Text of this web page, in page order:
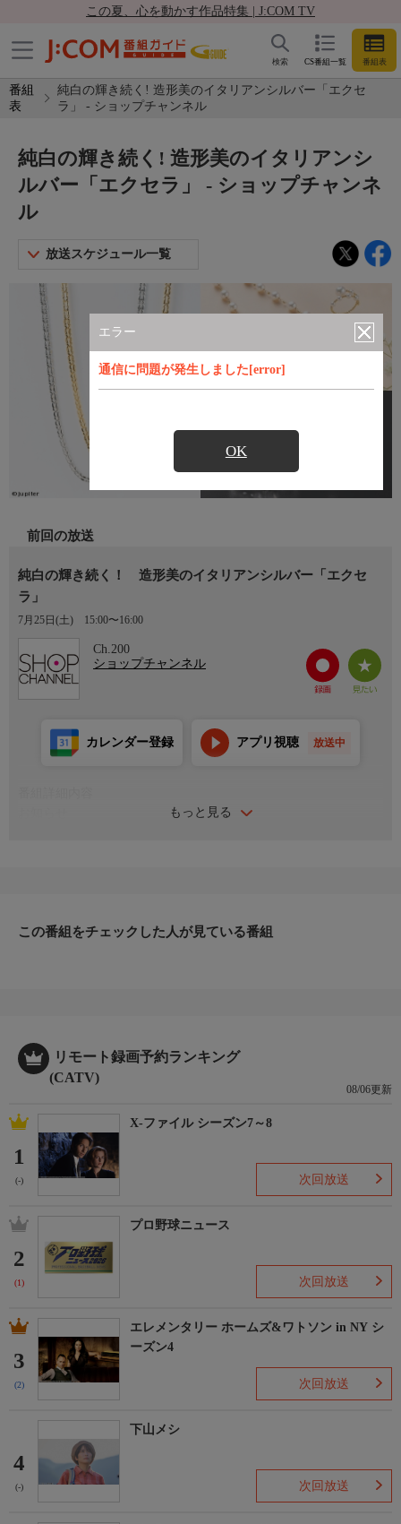
この夏、心を動かす作品特集 | J:COM TV
CS番組一覧 番組表
検索
番組
表
純白の輝き続く! 造形美のイタリアンシルバー「エクセ
ラ」 - ショップチャンネル
エラー
通信に問題が発生しました[error]
OK
純白の輝き続く! 造形美のイタリアンシ
ルバー「エクセラ」 - ショップチャンネ
ル
放送スケジュール一覧
前回の放送
純白の輝き続く！ 造形美のイタリアンシルバー「エクセ
ラ」
7月25日(土) 15:00〜16:00
Ch.200
ショップチャンネル
もっと見る
カレンダー登録 アプリ視聴 放送中
＊ライブ放送につき、番組および商品内容に変更が生じる場合も
この番組をチェックした人が見ている番組
リモート録画予約ランキング
(CATV)
08/06更新
1
(-)
X-ファイル シーズン7～8
次回放送
2
(1)
プロ野球ニュース
次回放送
3
(2)
エレメンタリー ホームズ&ワトソン in NY シ
ーズン4
次回放送
4
(-)
下山メシ
次回放送